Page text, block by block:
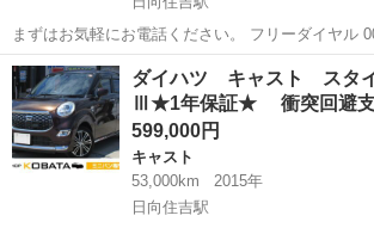
まずはお気軽にお電話ください。 フリーダイヤル 0066-9706-6173 ★
ラインID:@443feups★ https://lin.ee/JPpMU2h ■当社グループ在庫情
報■ htt...
宮崎 宮崎市 日向住吉駅 キャスト ヘ
ダイハツ キャスト スタ
Ⅲ★1年保証★ 衝突回避
599,000円
キャスト
53,000km
2015年
日向住吉駅